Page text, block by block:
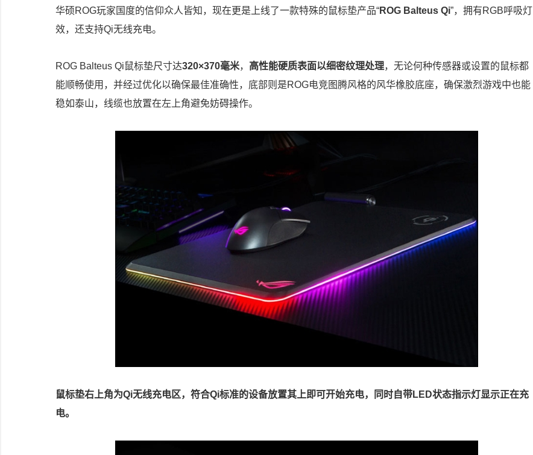
华硕ROG玩家国度的信仰众人皆知，现在更是上线了一款特殊的鼠标垫产品“ROG Balteus Qi”，拥有RGB呼吸灯
效，还支持Qi无线充电。
ROG Balteus Qi鼠标垫尺寸达320×370毫米， 高性能硬质表面以细密纹理处理，无论何种传感器或设置的鼠标都
能顺畅使用，并经过优化以确保最佳准确性，底部则是ROG电竞图腾风格的风华橡胶底座，确保激烈游戏中也能
稳如泰山，线缆也放置在左上角避免妨碍操作。
鼠标垫右上角为Qi无线充电区，符合Qi标准的设备放置其上即可开始充电，同时自带LED状态指示灯显示正在充
电。